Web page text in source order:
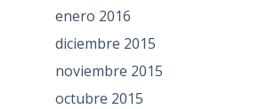
enero 2016
diciembre 2015
noviembre 2015
octubre 2015